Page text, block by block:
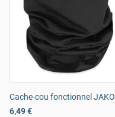
Cache-cou fonctionnel JAKO
6,49 €